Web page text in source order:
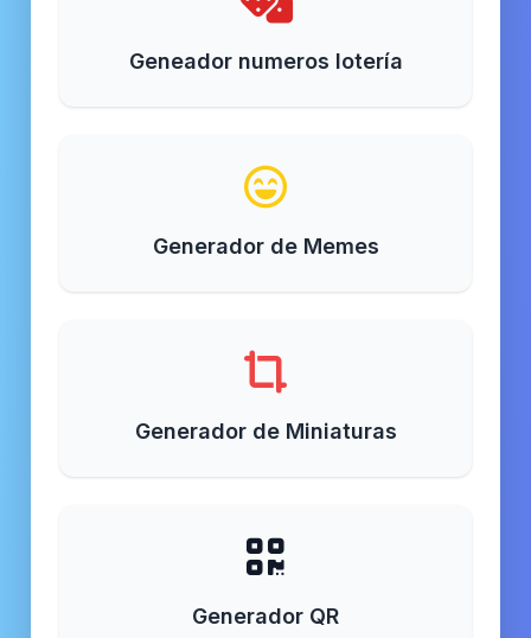
Geneador numeros lotería
Generador de Memes
Generador de Miniaturas
Generador QR